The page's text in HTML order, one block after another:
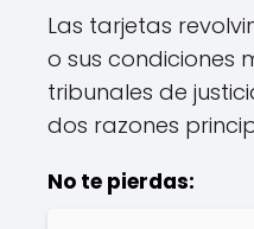
Las tarjetas
o sus condiciones
tribunales de
dos razones
No te pierdas: